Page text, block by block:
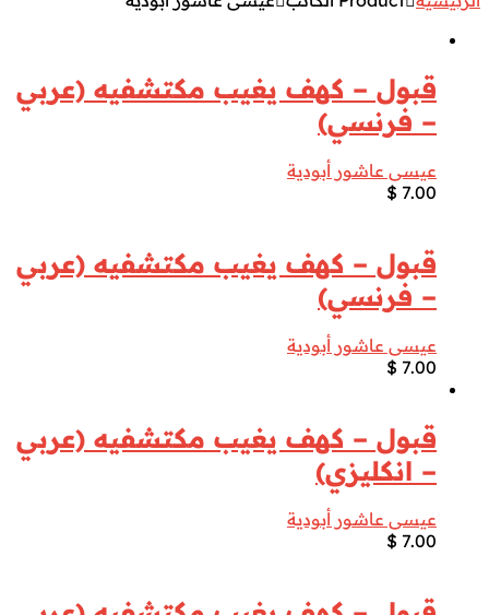
قبول – كهف يغيب مكتشفيه (عربي
– فرنسي)
عيسى عاشور أبودية
$ 7.00
قبول – كهف يغيب مكتشفيه (عربي
– فرنسي)
عيسى عاشور أبودية
$ 7.00
قبول – كهف يغيب مكتشفيه (عربي
– انكليزي)
عيسى عاشور أبودية
$ 7.00